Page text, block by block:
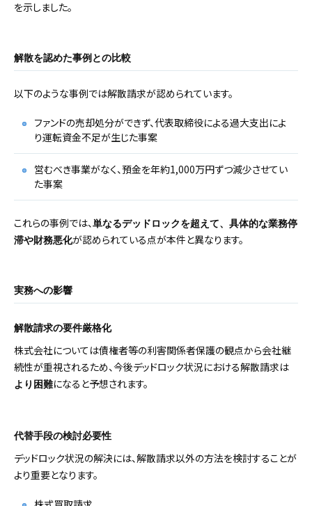
を示しました。
解散を認めた事例との比較
以下のような事例では解散請求が認められています。
ファンドの売却処分ができず、代表取締役による過大支出によ
り運転資金不足が生じた事案
営むべき事業がなく、預金を年約1,000万円ずつ減少させてい
た事案
これらの事例では、 単なるデッドロックを超えて、具体的な業務停
滞や財務悪化が認められている点が本件と異なります。
実務への影響
解散請求の要件厳格化
株式会社については債権者等の利害関係者保護の観点から会社継
続性が重視されるため、今後デッドロック状況における解散請求は
より困難になると予想されます。
代替手段の検討必要性
デッドロック状況の解決には、解散請求以外の方法を検討することが
より重要となります。